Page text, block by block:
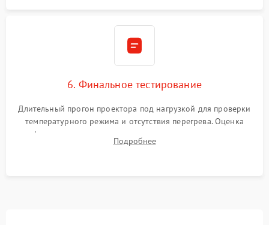
6. Финальное тестирование
Длительный прогон проектора под нагрузкой для проверки
температурного режима и отсутствия перегрева. Оценка
фокуса, контрастности и цветопередачи на тестовых
таблицах. Проверка работы всех видеовходов и кнопок
Подробнее